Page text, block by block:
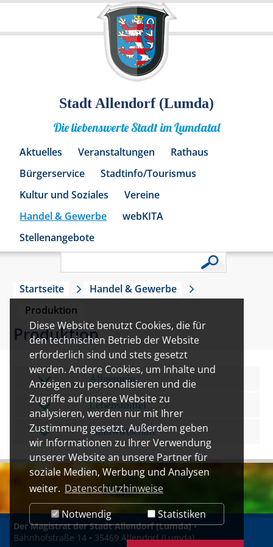
Diese Website benutzt Cookies, die für
den technischen Betrieb der Website
erforderlich sind und stets gesetzt
werden. Andere Cookies, um Inhalte und
Anzeigen zu personalisieren und die
Zugriffe auf unsere Website zu
analysieren, werden nur mit Ihrer
Zustimmung gesetzt. Außerdem geben
wir Informationen zu Ihrer Verwendung
unserer Website an unsere Partner für
soziale Medien, Werbung und Analysen
weiter. Datenschutzhinweise
Notwendig
Statistiken
Stadt Allendorf (Lumda)
Die liebenswerte Stadt im Lumdatal
Aktuelles Veranstaltungen
Rathaus
Bürgerservice
Stadtinfo/Tourismus
Kultur und Soziales
Vereine
Handel & Gewerbe
webKITA
Stellenangebote
Startseite
Handel & Gewerbe
Produktion
Produktion
Allgemein
Lebensmittel
Landwirtschaft
Der Magistrat der Stadt Allendorf (Lumda)•
Bahnhofstraße 14 • 35469 Allendorf (Lumda)